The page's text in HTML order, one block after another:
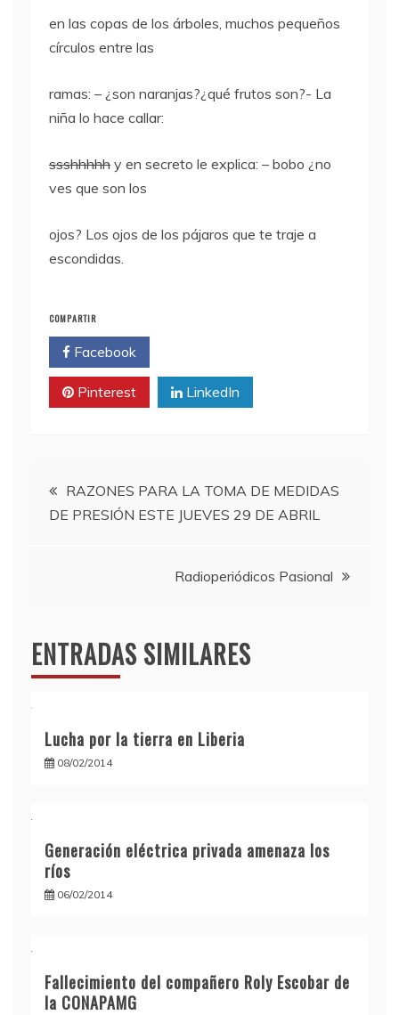
en las copas de los árboles, muchos pequeños
círculos entre las
ramas: – ¿son naranjas?¿qué frutos son?- La
niña lo hace callar:
ssshhhhh y en secreto le explica: – bobo ¿no
ves que son los
ojos? Los ojos de los pájaros que te traje a
escondidas.
COMPARTIR
Facebook
Pinterest LinkedIn
Navegación
de
RAZONES PARA LA TOMA DE MEDIDAS
DE PRESIÓN ESTE JUEVES 29 DE ABRIL
Radioperiódicos Pasional
ENTRADAS SIMILARES
Lucha por la tierra en Liberia
08/02/2014
Generación eléctrica privada amenaza los
ríos
06/02/2014
Fallecimiento del compañero Roly Escobar de
la CONAPAMG